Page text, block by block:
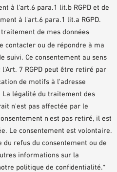
à l'art.6 para.1 lit.b RGPD et de
à l'art.6 para.1 lit.a RGPD.
de mes données
contacter ou de répondre à ma
suivi. Ce consentement au sens
7 RGPD peut être retiré par
de motifs à l'adresse
La légalité du traitement des
n'est pas affectée par le
n'est pas retiré, il est
Le consentement est volontaire.
du refus du consentement ou de
informations sur la
politique de confidentialité.*